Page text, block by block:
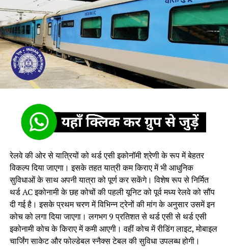
रेलवे की ओर से यात्रियों को थर्ड एसी इकोनॉमी श्रेणी के रूप में बेहतर
विकल्प दिया जाएगा। इसके तहत यात्री कम किराए में भी आधुनिक
सुविधाओं के साथ अपनी यात्रा को पूर्ण कर सकेंगे। विशेष रूप से निर्मित
थर्ड AC इकोनामी के छह कोचों की पहली यूनिट को पूर्व मध्य रेलवे को सौंप
दी गई है। इसके प्रथम चरण में विभिन्न ट्रेनों की मांग के अनुसार उसमें इन
कोच को लगा दिया जाएगा। लगभग 9 प्रतिशत से थर्ड एसी से थर्ड एसी
इकोनामी कोच के किराए में कमी आएगी। वहीं कोच में रीडिंग लाइट, मोबाइल
चार्जिंग साकेट और फोल्डेबल स्नैक्स टेबल की सुविधा उपलब्ध होगी।